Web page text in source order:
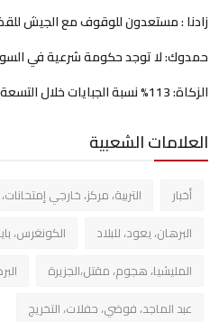
زادنا : مستعدون للوقوف مع الجيش
حمدوك: لا توجد حكومة شرعية في
الزكاة: 113% نسبة الجبايات خلال التسعة اشهر الاولى...
العلامات الشعبية
أخبار
التربية، مركز، خارجي
البرهان، يعود، للبلاد
الكونغرس،
المليشيا، هجوم، مقتل،الجزيرة
عبد الماجد، فوضي، حفلات، التخريج